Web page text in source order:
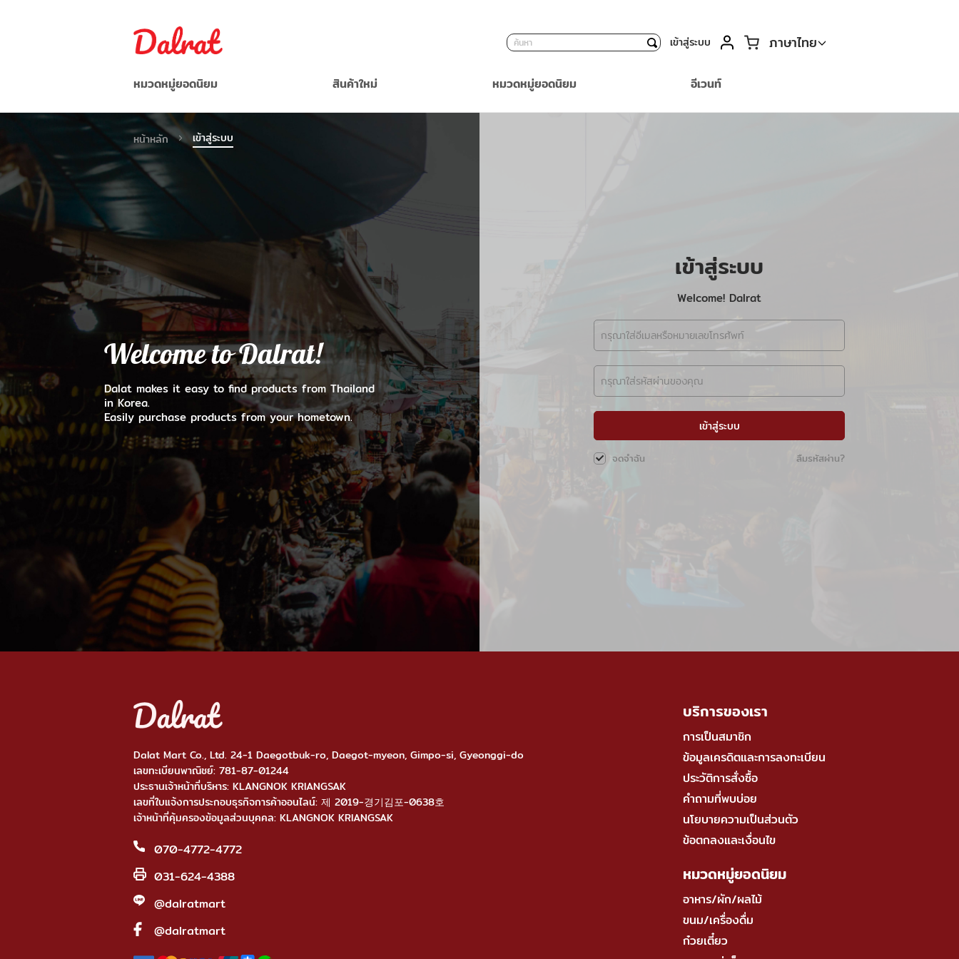
ตะกร้า
ค้นหาเข้าสู่ระบบ ภาษาไทย
หมวดหมู่ยอดนิยม
อาหาร/ผลไม้/ผัก
อาหารว่าง / เครื่องดื่ม
ก๋วยเตี๋ยว/บะหมี่กึ่งสำเร็จรูป
อาหารแช่แข็ง
เครื่องปรุงรส
อื่น ๆ
เวียดนาม
Indonesia
สินค้าใหม่ หมวดหมู่ยอดนิยม อีเวนท์
Welcome to Dalrat!
Dalat makes it easy to find products from Thailand
in Korea.
Easily purchase products from your hometown.
หน้าหลัก เข้าสู่ระบบ
เข้าสู่ระบบ
Welcome! Dalrat
เข้าสู่ระบบ
จดจำฉัน ลืมรหัสผ่าน?
Dalat Mart Co., Ltd. 24-1 Daegotbuk-ro, Daegot-myeon, Gimpo-si, Gyeonggi-do
เลขทะเบียนพาณิชย์: 781-87-01244
ประธานเจ้าหน้าที่บริหาร: KLANGNOK KRIANGSAK
เลขที่ใบแจ้งการประกอบธุรกิจการค้าออนไลน์: 제 2019-경기김포-0638호
เจ้าหน้าที่คุ้มครองข้อมูลส่วนบุคคล: KLANGNOK KRIANGSAK
070-4772-4772
031-624-4388
@dalratmart
@dalratmart
บริการของเรา
การเป็นสมาชิก
ข้อมูลเครดิตและการลงทะเบียน
ประวัติการสั่งซื้อ
คำถามที่พบบ่อย
นโยบายความเป็นส่วนตัว
ข้อตกลงและเงื่อนไข
หมวดหมู่ยอดนิยม
อาหาร/ผัก/ผลไม้
ขนม/เครื่องดื่ม
ก๋วยเตี๋ยว